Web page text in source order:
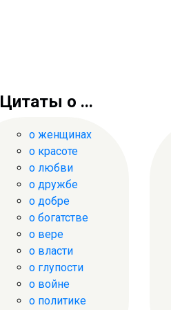
Цитаты о ...
о женщинах
о красоте
о любви
о дружбе
о добре
о богатстве
о вере
о власти
о глупости
о войне
о политике